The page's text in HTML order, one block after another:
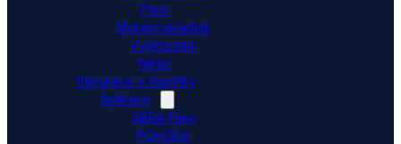
Flexi
Mobilní skladník
Vytěžování
faktur
Integrace a doplňky
Aplikace
ABRA Flexi
POHODA